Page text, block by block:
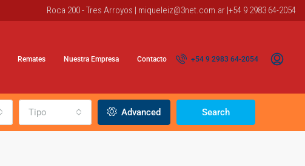
Roca 200 - Tres Arroyos | miqueleiz@3net.com.ar |+54 9 2983 64-2054
Remates Nuestra Empresa Contacto +54 9 2983 64-2054
Tipo Advanced Search